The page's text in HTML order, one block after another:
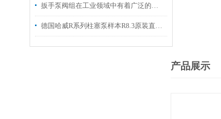
扳手泵阀组在工业领域中有着广泛的作用
德国哈威R系列柱塞泵样本R8.3原装直销出售
产品展示